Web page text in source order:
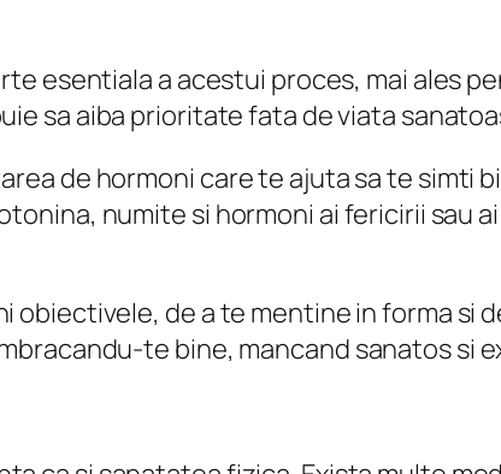
esentiala a acestui proces, mai ales
sa aiba prioritate fata de viata
de hormoni care te ajuta sa te simti
numite si hormoni ai fericirii sau
de a te mentine in forma si
te bine, mancand sanatos si